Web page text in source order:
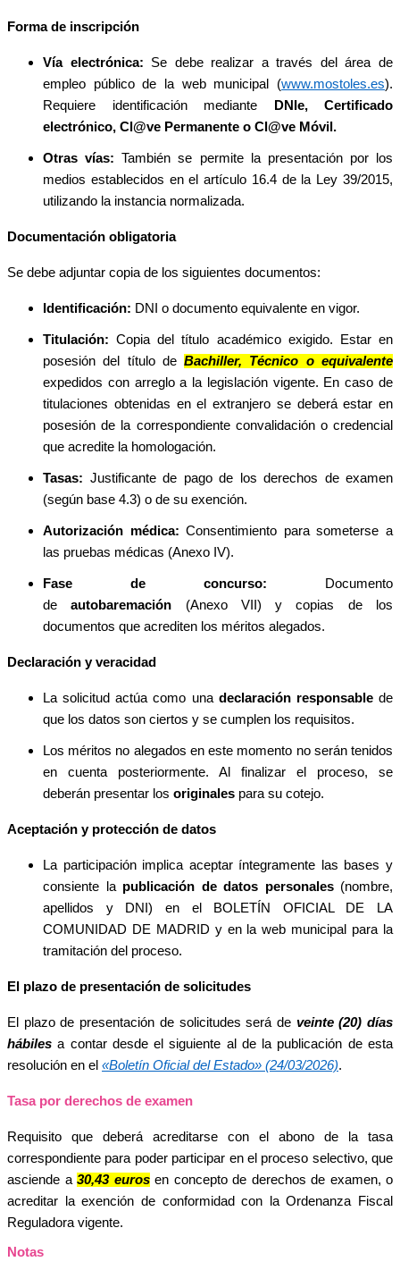
Forma de inscripción
Vía electrónica: Se debe realizar a través del área de
empleo público de la web municipal (www.mostoles.es).
Requiere identificación mediante DNIe, Certificado
electrónico, Cl@ve Permanente o Cl@ve Móvil.
Otras vías: También se permite la presentación por los
medios establecidos en el artículo 16.4 de la Ley 39/2015,
utilizando la instancia normalizada.
Documentación obligatoria
Se debe adjuntar copia de los siguientes documentos:
Identificación: DNI o documento equivalente en vigor.
Titulación: Copia del título académico exigido. Estar en
posesión del título deBachiller, Técnico o equivalente
expedidos con arreglo a la legislación vigente. En caso de
titulaciones obtenidas en el extranjero se deberá estar en
posesión de la correspondiente convalidación o credencial
que acredite la homologación.
Tasas: Justificante de pago de los derechos de examen
(según base 4.3) o de su exención.
Autorización médica: Consentimiento para someterse a
las pruebas médicas (Anexo IV).
Fase de concurso: Documento
deautobaremación (Anexo VII) y copias de los
documentos que acrediten los méritos alegados.
Declaración y veracidad
La solicitud actúa como una declaración responsablede
que los datos son ciertos y se cumplen los requisitos.
Los méritos no alegados en este momento no serán tenidos
en cuenta posteriormente. Al finalizar el proceso, se
deberán presentar los originales para su cotejo.
Aceptación y protección de datos
La participación implica aceptar íntegramente las bases y
consiente la publicación de datos personales(nombre,
apellidos y DNI) en el BOLETÍN OFICIAL DE LA
COMUNIDAD DE MADRID y en la web municipal para la
tramitación del proceso.
El plazo de presentación de solicitudes
El plazo de presentación de solicitudes será de veinte (20) días
hábiles a contar desde el siguiente al de la publicación de esta
resolución en el «Boletín Oficial del Estado» (24/03/2026).
Tasa por derechos de examen
Requisito que deberá acreditarse con el abono de la tasa
correspondiente para poder participar en el proceso selectivo, que
asciende a 30,43 eurosen concepto de derechos de examen, o
acreditar la exención de conformidad con la Ordenanza Fiscal
Reguladora vigente.
Notas